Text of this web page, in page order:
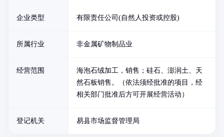
企业类型 有限责任公司(自然人投资或控股)
所属行业 非金属矿物制品业
经营范围
海泡石绒加工，销售；硅石、澎润土、天
然石板销售。（依法须经批准的项目，经
相关部门批准后方可开展经营活动）
登记机关 易县市场监督管理局